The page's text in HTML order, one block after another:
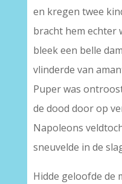
en kregen twee
bracht hem echter
bleek een belle
vlinderde van
Puper was
de dood door op
Napoleons
sneuvelde in de
Hidde geloofde de